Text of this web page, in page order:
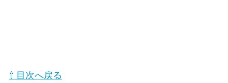
⇧ 目次へ戻る